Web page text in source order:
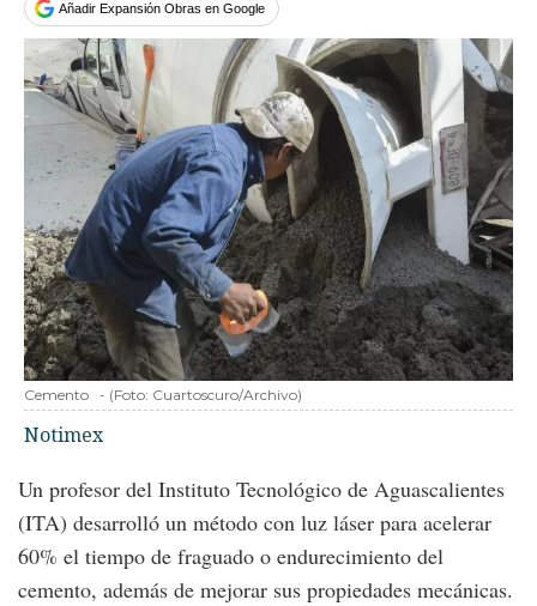
Añadir Expansión Obras en Google
Cemento - (Foto: Cuartoscuro/Archivo)
Notimex
Un profesor del Instituto Tecnológico de Aguascalientes
(ITA) desarrolló un método con luz láser para acelerar
60% el tiempo de fraguado o endurecimiento del
cemento, además de mejorar sus propiedades mecánicas.